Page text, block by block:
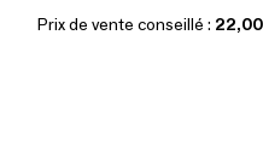
Prix de vente conseillé :